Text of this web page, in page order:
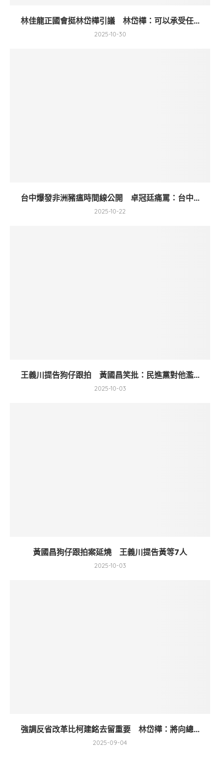
林佳龍正國會挺林岱樺引議 林岱樺：可以承受任...
2025-10-30
台中爆發非洲豬瘟時間線公開 卓冠廷痛罵：台中...
2025-10-22
王義川提告狗仔跟拍 黃國昌笑批：民進黨對他濫...
2025-10-03
黃國昌狗仔跟拍案延燒 王義川提告黃等7人
2025-10-03
強調反省改革比柯建銘去留重要 林岱樺：將向總...
2025-09-04